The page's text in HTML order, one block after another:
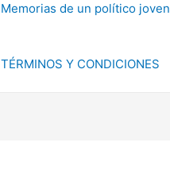
Memorias de un político joven
TÉRMINOS Y CONDICIONES